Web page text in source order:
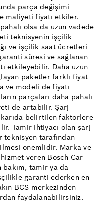
parça değişimi
maliyeti fiyatı etkiler.
olsa da uzun vadede
teknisyenin işçilik
ve işçilik saat ücretleri
süresi ve sağlanan
etkileyebilir. Daha uzun
paketler farklı fiyat
ve modeli de fiyatı
parçaları daha pahalı
de artabilir. Şarj
belirtilen faktörlere
Tamir ihtiyacı olan şarj
tarafından
önemlidir. Marka ve
veren Bosch Car
bakım, tamir ya da
garanti ederken en
BCS merkezinden
faydalanabilirsiniz.